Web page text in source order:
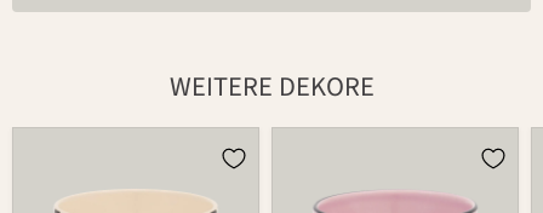
WEITERE DEKORE